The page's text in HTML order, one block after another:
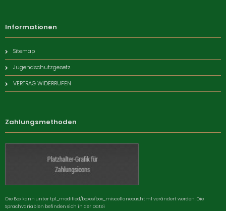
Informationen
Sitemap
Jugendschutzgesetz
VERTRAG WIDERRUFEN
Zahlungsmethoden
Die Box kann unter tpl_modified/boxes/box_miscellaneous.html verändert werden. Die
Sprachvariablen befinden sich in der Datei